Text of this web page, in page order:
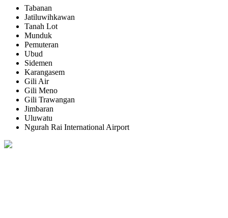
Tabanan
Jatiluwihkawan
Tanah Lot
Munduk
Pemuteran
Ubud
Sidemen
Karangasem
Gili Air
Gili Meno
Gili Trawangan
Jimbaran
Uluwatu
Ngurah Rai International Airport